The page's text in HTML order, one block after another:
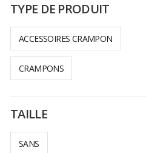
TYPE DE PRODUIT
ACCESSOIRES CRAMPON
CRAMPONS
TAILLE
SANS